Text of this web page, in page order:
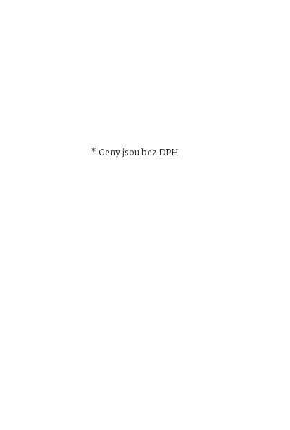
* Ceny jsou bez DPH